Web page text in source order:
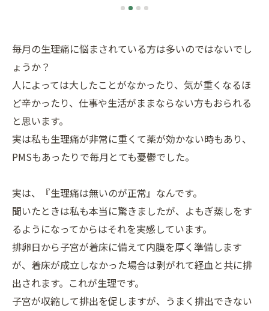
毎月の生理痛に悩まされている方は多いのではないでし
ょうか？
人によっては大したことがなかったり、気が重くなるほ
ど辛かったり、仕事や生活がままならない方もおられる
と思います。
実は私も生理痛が非常に重くて薬が効かない時もあり、
PMSもあったりで毎月とても憂鬱でした。
実は、『生理痛は無いのが正常』なんです。
聞いたときは私も本当に驚きましたが、よもぎ蒸しをす
るようになってからはそれを実感しています。
排卵日から子宮が着床に備えて内膜を厚く準備します
が、着床が成立しなかった場合は剥がれて経血と共に排
出されます。これが生理です。
子宮が収縮して排出を促しますが、うまく排出できない